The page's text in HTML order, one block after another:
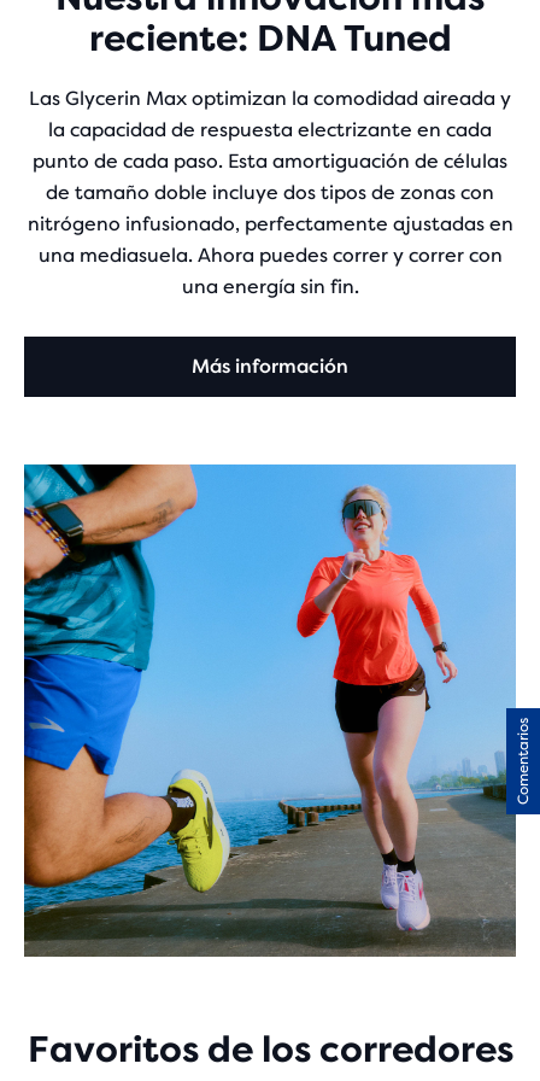
reciente: DNA Tuned
Las Glycerin Max optimizan la comodidad aireada y
la capacidad de respuesta electrizante en cada
punto de cada paso. Esta amortiguación de células
de tamaño doble incluye dos tipos de zonas con
nitrógeno infusionado, perfectamente ajustadas en
una mediasuela. Ahora puedes correr y correr con
una energía sin fin.
Más información
Favoritos de los corredores
Comentarios